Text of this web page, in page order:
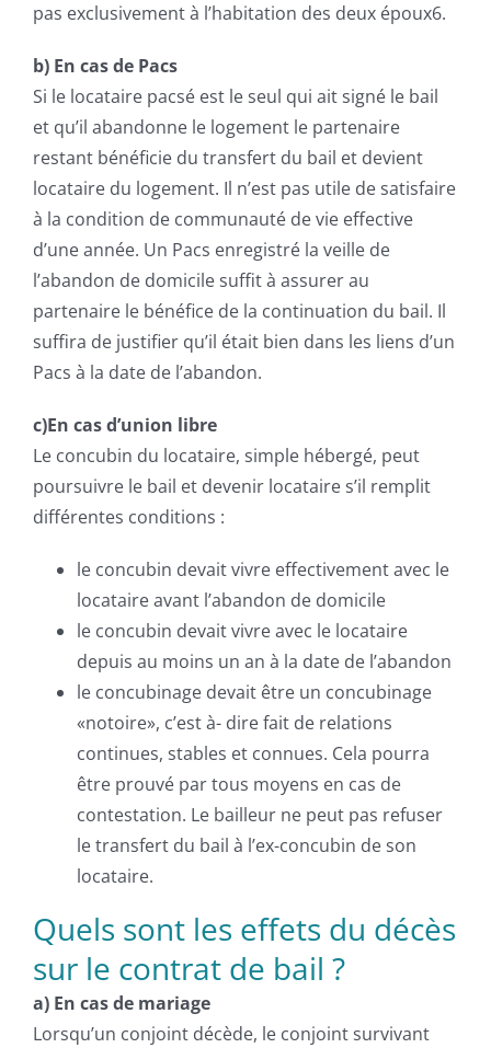
pas exclusivement à l’habitation des deux époux6.
b) En cas de Pacs
Si le locataire pacsé est le seul qui ait signé le bail
et qu’il abandonne le logement le partenaire
restant bénéficie du transfert du bail et devient
locataire du logement. Il n’est pas utile de satisfaire
à la condition de communauté de vie effective
d’une année. Un Pacs enregistré la veille de
l’abandon de domicile suffit à assurer au
partenaire le bénéfice de la continuation du bail. Il
suffira de justifier qu’il était bien dans les liens d’un
Pacs à la date de l’abandon.
c)En cas d’union libre
Le concubin du locataire, simple hébergé, peut
poursuivre le bail et devenir locataire s’il remplit
différentes conditions :
le concubin devait vivre effectivement avec le
locataire avant l’abandon de domicile
le concubin devait vivre avec le locataire
depuis au moins un an à la date de l’abandon
le concubinage devait être un concubinage
«notoire», c’est à- dire fait de relations
continues, stables et connues. Cela pourra
être prouvé par tous moyens en cas de
contestation. Le bailleur ne peut pas refuser
le transfert du bail à l’ex-concubin de son
locataire.
Quels sont les effets du décès
sur le contrat de bail ?
a) En cas de mariage
Lorsqu’un conjoint décède, le conjoint survivant